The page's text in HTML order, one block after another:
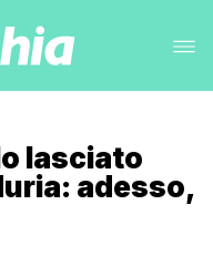
lasciato
adesso,